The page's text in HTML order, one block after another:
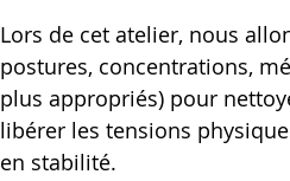
Lors de cet atelier, nous
postures, concentrations,
plus appropriés) pour
libérer les tensions
en stabilité.